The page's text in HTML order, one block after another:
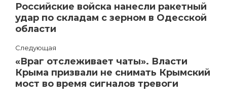
Российские войска нанесли ракетный
удар по складам с зерном в Одесской
области
Следующая
«Враг отслеживает чаты». Власти
Крыма призвали не снимать Крымский
мост во время сигналов тревоги